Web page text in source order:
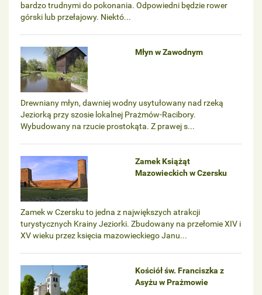
bardzo trudnymi do pokonania. Odpowiedni będzie rower
górski lub przełajowy. Niektó...
Młyn w Zawodnym
Drewniany młyn, dawniej wodny usytułowany nad rzeką
Jeziorką przy szosie lokalnej Prażmów-Racibory.
Wybudowany na rzucie prostokąta. Z prawej s...
Zamek Książąt
Mazowieckich w Czersku
Zamek w Czersku to jedna z największych atrakcji
turystycznych Krainy Jeziorki. Zbudowany na przełomie XIV i
XV wieku przez księcia mazowieckiego Janu...
Kościół św. Franciszka z
Asyżu w Prażmowie